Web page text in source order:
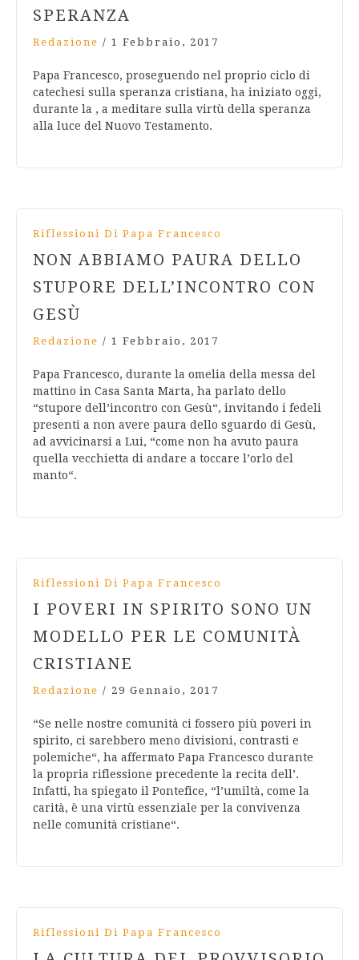
SPERANZA
Redazione / 1 Febbraio, 2017
Papa Francesco, proseguendo nel proprio ciclo di
catechesi sulla speranza cristiana, ha iniziato oggi,
durante la , a meditare sulla virtù della speranza
alla luce del Nuovo Testamento.
Riflessioni Di Papa Francesco
NON ABBIAMO PAURA DELLO
STUPORE DELL’INCONTRO CON
GESÙ
Redazione / 1 Febbraio, 2017
Papa Francesco, durante la omelia della messa del
mattino in Casa Santa Marta, ha parlato dello
“stupore dell’incontro con Gesù“, invitando i fedeli
presenti a non avere paura dello sguardo di Gesù,
ad avvicinarsi a Lui, “come non ha avuto paura
quella vecchietta di andare a toccare l’orlo del
manto“.
Riflessioni Di Papa Francesco
I POVERI IN SPIRITO SONO UN
MODELLO PER LE COMUNITÀ
CRISTIANE
Redazione / 29 Gennaio, 2017
“Se nelle nostre comunità ci fossero più poveri in
spirito, ci sarebbero meno divisioni, contrasti e
polemiche“, ha affermato Papa Francesco durante
la propria riflessione precedente la recita dell’.
Infatti, ha spiegato il Pontefice, “l’umiltà, come la
carità, è una virtù essenziale per la convivenza
nelle comunità cristiane“.
Riflessioni Di Papa Francesco